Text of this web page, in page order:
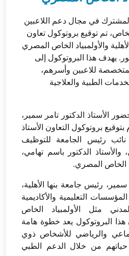
في مجال دعم اللاعبين
تم توقيع بروتوكول تعاون
والأولمبياد الخاص المصري
يهدف هذا البروتوكول إلى
للاعبين وأسرهم،
الطبية والعلاجية
الأستاذ الدكتور تامر سمير،
بروتوكول التعاون الأستاذ
رئيس الجامعة للتوظيف
والأستاذ الدكتور باسم تهامي،
الخاص المصري.
سمير، رئيس جامعة بنها الأهلية،
التعليمية والأكاديمية
مثل الأولمبياد الخاص
البروتوكول يعد خطوة هامة
والرياضي للأشخاص ذوي
حياتهم من خلال الدعم الطبي